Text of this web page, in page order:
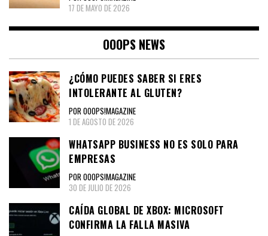
17 DE MAYO DE 2026
OOOPS NEWS
¿CÓMO PUEDES SABER SI ERES
INTOLERANTE AL GLUTEN?
POR OOOPS!MAGAZINE
1 DE AGOSTO DE 2026
WHATSAPP BUSINESS NO ES SOLO PARA
EMPRESAS
POR OOOPS!MAGAZINE
30 DE JULIO DE 2026
CAÍDA GLOBAL DE XBOX: MICROSOFT
CONFIRMA LA FALLA MASIVA